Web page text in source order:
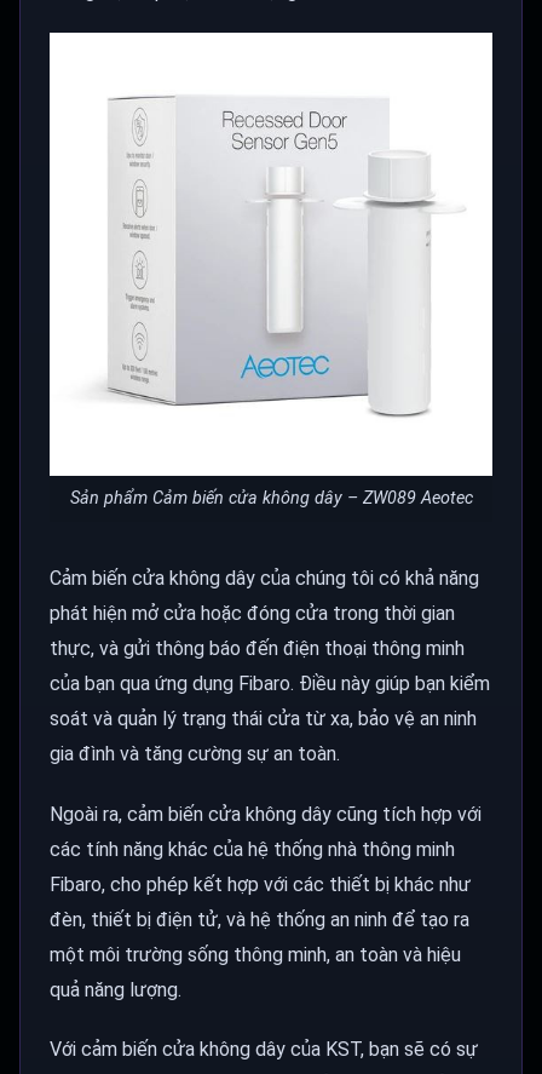
Sản phẩm Cảm biến cửa không dây – ZW089 Aeotec
Cảm biến cửa không dây của chúng tôi có khả năng
phát hiện mở cửa hoặc đóng cửa trong thời gian
thực, và gửi thông báo đến điện thoại thông minh
của bạn qua ứng dụng Fibaro. Điều này giúp bạn kiểm
soát và quản lý trạng thái cửa từ xa, bảo vệ an ninh
gia đình và tăng cường sự an toàn.
Ngoài ra, cảm biến cửa không dây cũng tích hợp với
các tính năng khác của hệ thống nhà thông minh
Fibaro, cho phép kết hợp với các thiết bị khác như
đèn, thiết bị điện tử, và hệ thống an ninh để tạo ra
một môi trường sống thông minh, an toàn và hiệu
quả năng lượng.
Với cảm biến cửa không dây của KST, bạn sẽ có sự